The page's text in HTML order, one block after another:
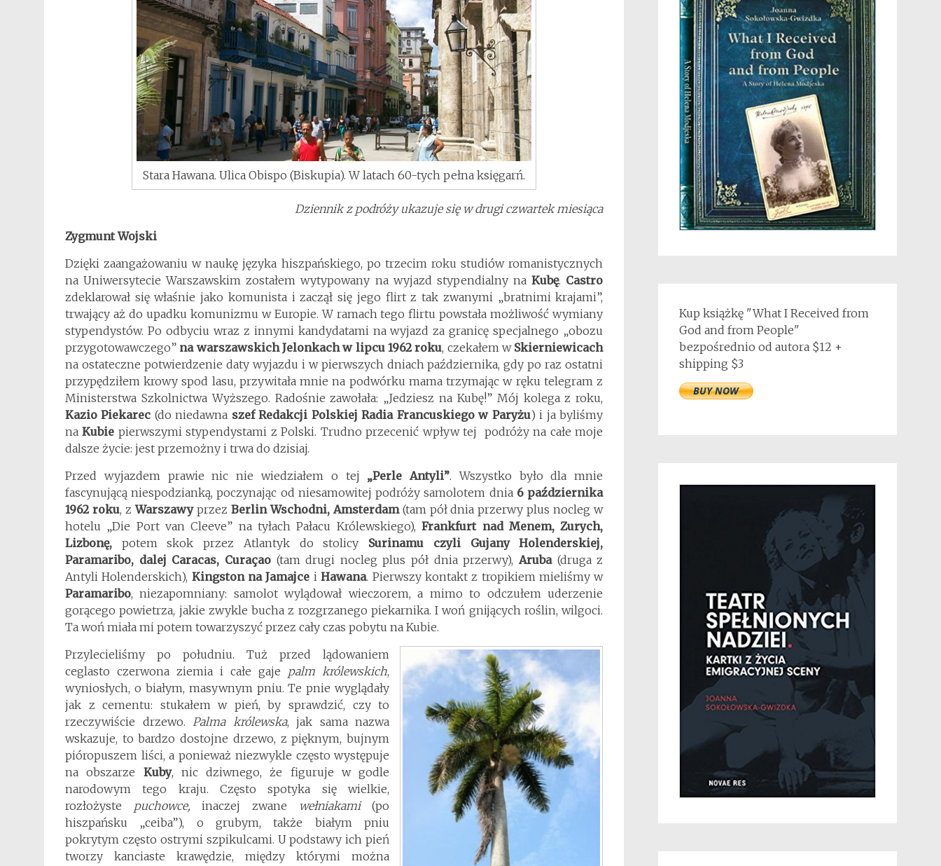
Stara Hawana. Ulica Obispo (Biskupia). W latach 60-tych pełna księgarń.
Dziennik z podróży ukazuje się w drugi czwartek miesiąca
Zygmunt Wojski
Dzięki zaangażowaniu w naukę języka hiszpańskiego, po trzecim roku studiów romanistycznych
na Uniwersytecie Warszawskim zostałem wytypowany na wyjazd stypendialny naKubę. Castro
zdeklarował się właśnie jako komunista i zaczął się jego flirt z tak zwanymi „bratnimi krajami”,
trwający aż do upadku komunizmu w Europie. W ramach tego flirtu powstała możliwość wymiany
stypendystów. Po odbyciu wraz z innymi kandydatami na wyjazd za granicę specjalnego „obozu
przygotowawczego” na warszawskich Jelonkach w lipcu 1962 roku, czekałem w Skierniewicach
na ostateczne potwierdzenie daty wyjazdu i w pierwszych dniach października, gdy po raz ostatni
przypędziłem krowy spod lasu, przywitała mnie na podwórku mama trzymając w ręku telegram z
Ministerstwa Szkolnictwa Wyższego. Radośnie zawołała: „Jedziesz na Kubę!” Mój kolega z roku,
Kazio Piekarec (do niedawna szef Redakcji Polskiej Radia Francuskiego w Paryżu) i ja byliśmy
naKubie pierwszymi stypendystami z Polski. Trudno przecenić wpływ tej podróży na całe moje
dalsze życie: jest przemożny i trwa do dzisiaj.
Przed wyjazdem prawie nic nie wiedziałem o tej „Perle Antyli”. Wszystko było dla mnie
fascynującą niespodzianką, poczynając od niesamowitej podróży samolotem dnia 6 października
1962 roku, zWarszawyprzez Berlin Wschodni, Amsterdam(tam pół dnia przerwy plus nocleg w
hotelu „Die Port van Cleeve” na tyłach Pałacu Królewskiego),Frankfurt nad Menem, Zurych,
Lizbonę, potem skok przez Atlantyk do stolicy Surinamu czyli Gujany Holenderskiej,
Paramaribo, dalej Caracas, Curaçao(tam drugi nocleg plus pół dnia przerwy), Aruba(druga z
Antyli Holenderskich), Kingston na Jamajce iHawana. Pierwszy kontakt z tropikiem mieliśmy w
Paramaribo, niezapomniany: samolot wylądował wieczorem, a mimo to odczułem uderzenie
gorącego powietrza, jakie zwykle bucha z rozgrzanego piekarnika. I woń gnijących roślin, wilgoci.
Ta woń miała mi potem towarzyszyć przez cały czas pobytu na Kubie.
Przylecieliśmy po południu. Tuż przed lądowaniem
ceglasto czerwona ziemia i całe gaje palm królewskich,
wyniosłych, o białym, masywnym pniu. Te pnie wyglądały
jak z cementu: stukałem w pień, by sprawdzić, czy to
rzeczywiście drzewo.Palma królewska, jak sama nazwa
wskazuje, to bardzo dostojne drzewo, z pięknym, bujnym
pióropuszem liści, a ponieważ niezwykle często występuje
na obszarze Kuby, nic dziwnego, że figuruje w godle
narodowym tego kraju. Często spotyka się wielkie,
rozłożyste puchowce, inaczej zwane wełniakami(po
hiszpańsku „ceiba”), o grubym, także białym pniu
pokrytym często ostrymi szpikulcami. U podstawy ich pień
tworzy kanciaste krawędzie, między którymi można
Kup książkę "What I Received from
God and from People"
bezpośrednio od autora $12 +
shipping $3